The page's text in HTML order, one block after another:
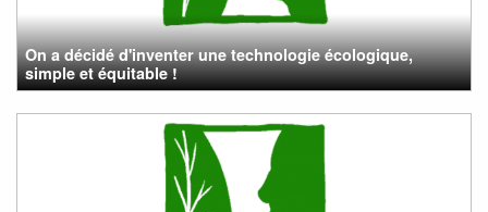
On a décidé d'inventer une technologie écologique,
simple et équitable !